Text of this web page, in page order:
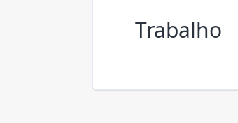
Trabalho